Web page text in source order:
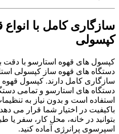
سازگاری کامل با
کپسولی
کپسول های قهوه استارسو با دقت
دستگاه های قهوه ساز کپسولی
سازگاری کامل دارند. کپسول
دستگاه های استارسو و تمامی
استفاده است و بدون نیاز به
باکیفیت در اختیار شما قرار می
بتوانید در خانه، محل کار، سفر یا
اسپرسوی پرانرژی آماده کنید.